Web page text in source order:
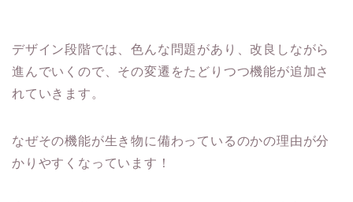
デザイン段階では、色んな問題があり、改良しながら
進んでいくので、その変遷をたどりつつ機能が追加さ
れていきます。
なぜその機能が生き物に備わっているのかの理由が分
かりやすくなっています！